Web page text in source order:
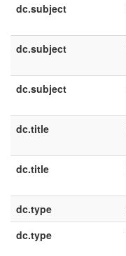
dc.subject
dc.subject
dc.subject
dc.title
dc.title
dc.type
dc.type